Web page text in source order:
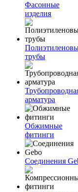
Фасонные
изделия
трубы
арматура
Обжимные
фитинги
Соединения